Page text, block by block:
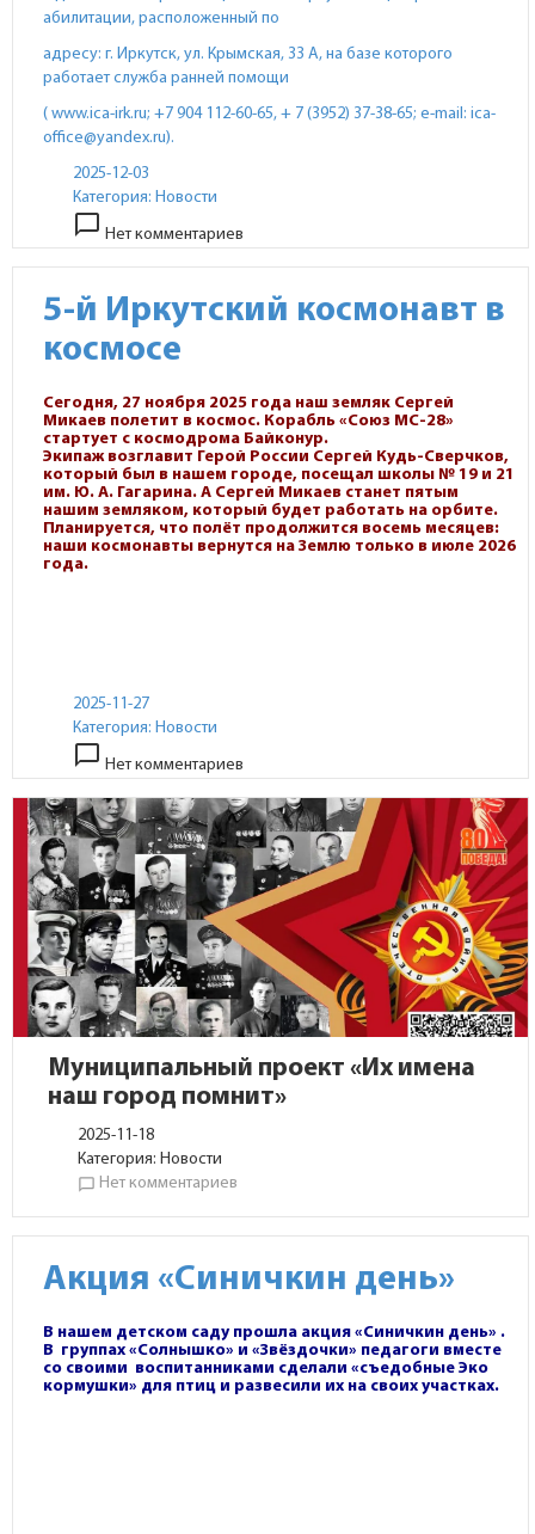
абилитации, расположенный по
адресу: г. Иркутск, ул. Крымская, 33 А, на базе которого
работает служба ранней помощи
( www.ica-irk.ru; +7 904 112-60-65, + 7 (3952) 37-38-65; e-mail: ica-
office@yandex.ru).
2025-12-03
Категория: Новости
chat_bubble_outline Нет комментариев
5-й Иркутский космонавт в
космосе
Сегодня, 27 ноября 2025 года наш земляк Сергей
Микаев полетит в космос. Корабль «Союз МС-28»
стартует с космодрома Байконур.
Экипаж возглавит Герой России Сергей Кудь-Сверчков,
который был в нашем городе, посещал школы № 19 и 21
им. Ю. А. Гагарина. А Сергей Микаев станет пятым
нашим земляком, который будет работать на орбите.
Планируется, что полёт продолжится восемь месяцев:
наши космонавты вернутся на Землю только в июле 2026
года.
2025-11-27
Категория: Новости
chat_bubble_outline Нет комментариев
Муниципальный проект «Их имена
наш город помнит»
2025-11-18
Категория:Новости
chat_bubble_outline Нет комментариев
Акция «Синичкин день»
В нашем детском саду прошла акция «Синичкин день» .
В группах «Солнышко» и «Звёздочки» педагоги вместе
со своими воспитанниками сделали «съедобные Эко
кормушки» для птиц и развесили их на своих участках.